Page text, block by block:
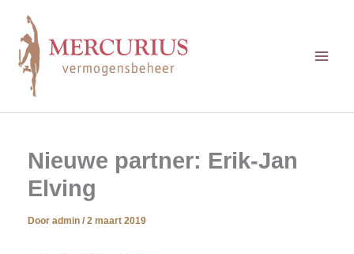
inhoud
Nieuwe partner: Erik-Jan
Elving
Door admin / 2 maart 2019